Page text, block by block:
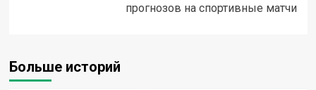
прогнозов на спортивные матчи
Больше историй